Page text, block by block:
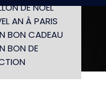
DE NÖEL
AN À PARIS
BON CADEAU
BON DE